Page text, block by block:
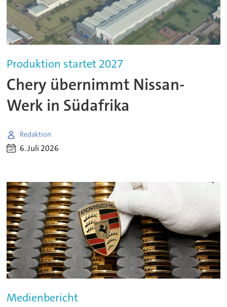
Produktion startet 2027
Chery übernimmt Nissan-
Werk in Südafrika
Redaktion
6. Juli 2026
Medienbericht